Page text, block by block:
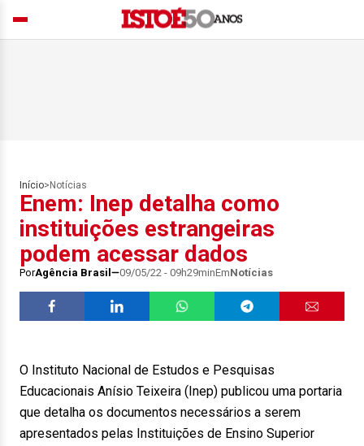
Início> Notícias
Enem: Inep detalha como
instituições estrangeiras
podem acessar dados
PorAgência Brasil 09/05/22 - 09h29minEmNotícias
O Instituto Nacional de Estudos e Pesquisas
Educacionais Anísio Teixeira (Inep) publicou uma portaria
que detalha os documentos necessários a serem
apresentados pelas Instituições de Ensino Superior